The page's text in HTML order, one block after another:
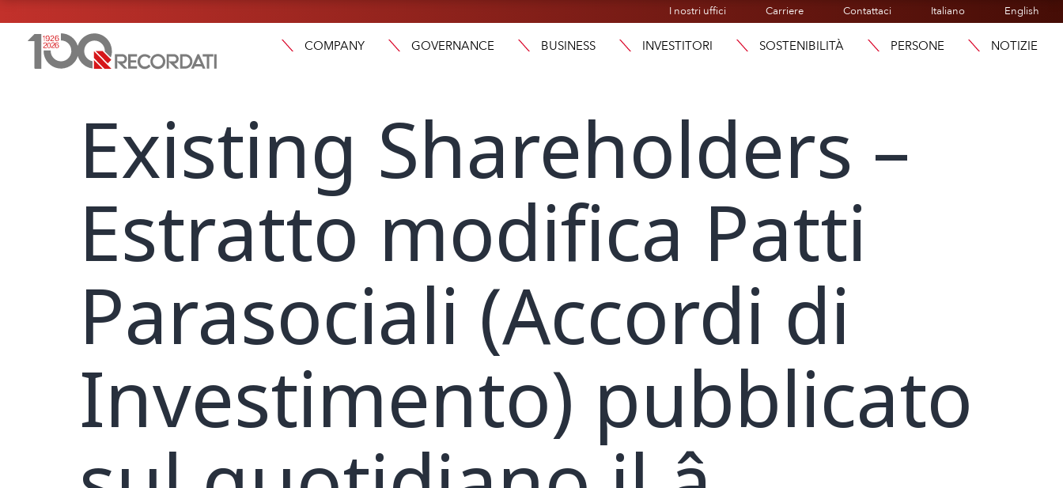
I nostri uffici Carriere Contattaci Italiano English
COMPANY GOVERNANCE BUSINESS INVESTITORI SOSTENIBILITÀ PERSONE NOTIZIE
Existing Shareholders –
Estratto modifica Patti
Parasociali (Accordi di
Investimento) pubblicato